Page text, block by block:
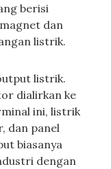
berisi
dan
listrik.
listrik.
dialirkan ke
ini, listrik
dan panel
biasanya
dengan